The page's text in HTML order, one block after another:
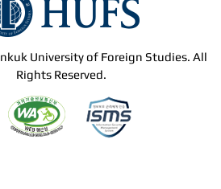
University of Foreign Studies. All
Rights Reserved.